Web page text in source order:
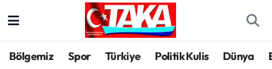
Bölgemiz Spor Türkiye Politik Kulis Dünya